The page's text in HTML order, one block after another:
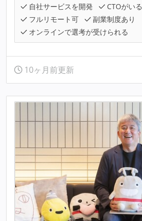
自社サービスを開発
CTOがいる
フルリモート可
副業制度あり
オンラインで選考が受けられる
10ヶ月前更新